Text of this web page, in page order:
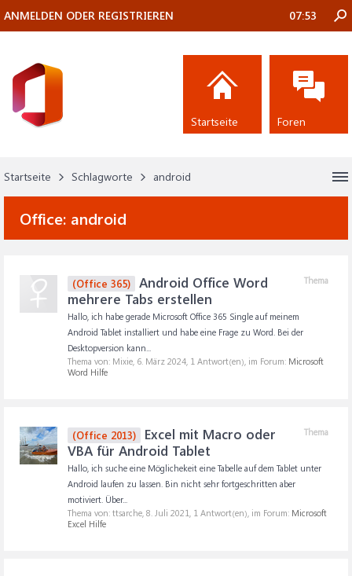
Startseite Schlagworte android
Office: android
Thema
(Office 365)
Android Office Word
mehrere Tabs erstellen
Hallo, ich habe gerade Microsoft Office 365 Single auf meinem
Android Tablet installiert und habe eine Frage zu Word. Bei der
Desktopversion kann...
Thema von: Mixie, 6. März 2024, 1 Antwort(en), im Forum: Microsoft
Word Hilfe
Thema
(Office 2013)
Excel mit Macro oder
VBA für Android Tablet
Hallo, ich suche eine Möglichekeit eine Tabelle auf dem Tablet unter
Android laufen zu lassen. Bin nicht sehr fortgeschritten aber
motiviert. Über...
Thema von: ttsarche, 8. Juli 2021, 1 Antwort(en), im Forum: Microsoft
Excel Hilfe
ANMELDEN ODER REGISTRIEREN 07:53
Startseite Foren